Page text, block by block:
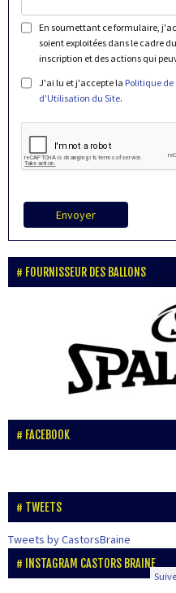
En soumettant ce formulaire,
soient exploitées dans le cadre
inscription et des actions qui
J'ai lu et j'accepte la Politique
d'Utilisation du Site.
Envoyer
FOURNISSEUR DES BALLONS
FACEBOOK
TWEETS
Tweets by CastorsBraine
INSTAGRAM CASTORS BRAINE